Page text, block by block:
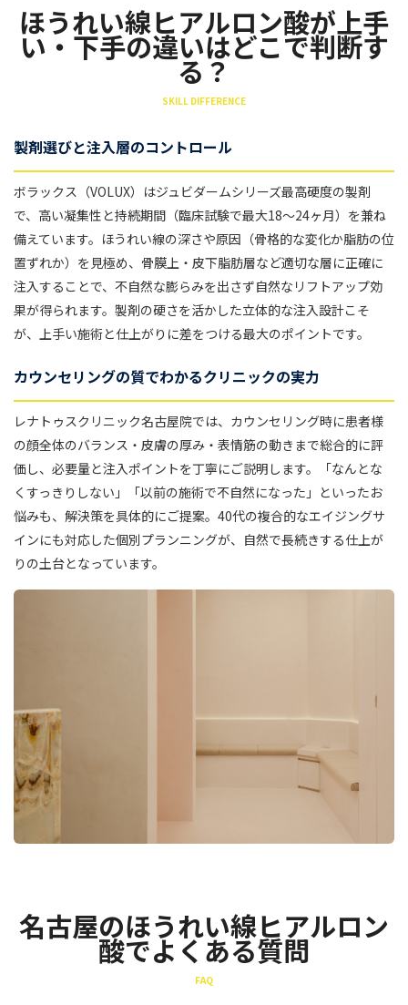
ほうれい線ヒアルロン酸が上手
い・下手の違いはどこで判断す
る？
SKILL DIFFERENCE
製剤選びと注入層のコントロール
ボラックス（VOLUX）はジュビダームシリーズ最高硬度の製剤
で、高い凝集性と持続期間（臨床試験で最大18〜24ヶ月）を兼ね
備えています。ほうれい線の深さや原因（骨格的な変化か脂肪の位
置ずれか）を見極め、骨膜上・皮下脂肪層など適切な層に正確に
注入することで、不自然な膨らみを出さず自然なリフトアップ効
果が得られます。製剤の硬さを活かした立体的な注入設計こそ
が、上手い施術と仕上がりに差をつける最大のポイントです。
カウンセリングの質でわかるクリニックの実力
レナトゥスクリニック名古屋院では、カウンセリング時に患者様
の顔全体のバランス・皮膚の厚み・表情筋の動きまで総合的に評
価し、必要量と注入ポイントを丁寧にご説明します。「なんとな
くすっきりしない」「以前の施術で不自然になった」といったお
悩みも、解決策を具体的にご提案。40代の複合的なエイジングサ
インにも対応した個別プランニングが、自然で長続きする仕上が
りの土台となっています。
名古屋のほうれい線ヒアルロン
酸でよくある質問
FAQ